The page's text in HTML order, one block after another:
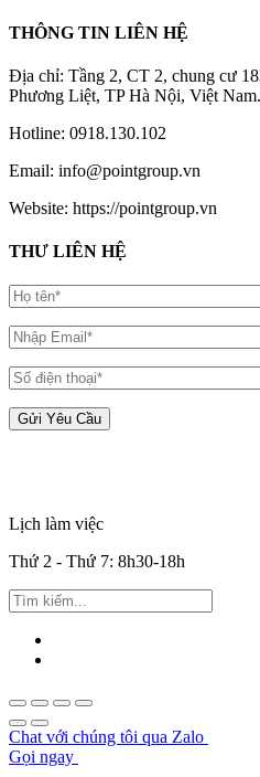
THÔNG TIN LIÊN HỆ
Địa chỉ: Tầng 2, CT 2, chung cư
Phương Liệt, TP Hà Nội, Việt Nam.
Hotline: 0918.130.102
Email: info@pointgroup.vn
Website: https://pointgroup.vn
THƯ LIÊN HỆ
Lịch làm việc
Thứ 2 - Thứ 7: 8h30-18h
Chat với chúng tôi qua Zalo
Gọi ngay